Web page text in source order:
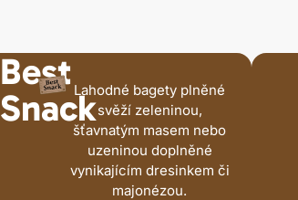
Best
SnackLahodné bagety plněné
svěží zeleninou,
šťavnatým masem nebo
uzeninou doplněné
vynikajícím dresinkem či
majonézou.